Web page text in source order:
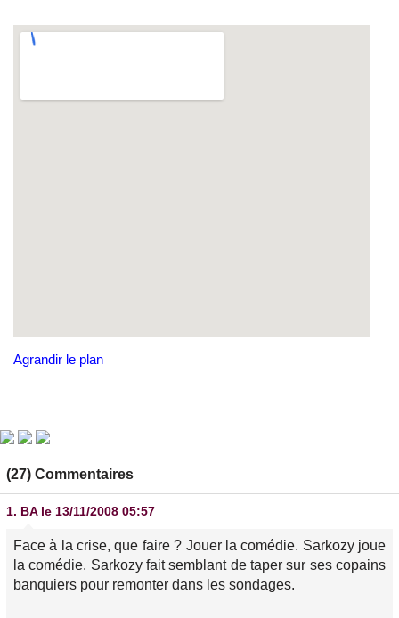
Agrandir le plan
(27) Commentaires
1. BA le 13/11/2008 05:57
Face à la crise, que faire ? Jouer la comédie. Sarkozy joue
la comédie. Sarkozy fait semblant de taper sur ses copains
banquiers pour remonter dans les sondages.